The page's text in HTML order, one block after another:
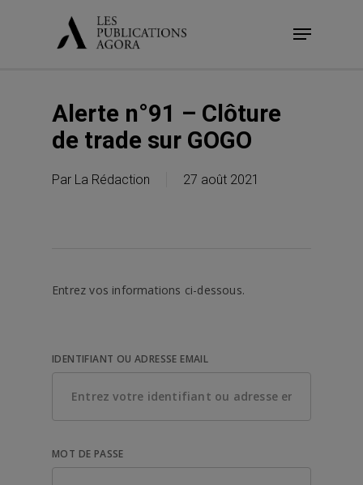
Menu
Alerte n°91 – Clôture
de trade sur GOGO
Par La Rédaction 27 août 2021
Entrez vos informations ci-dessous.
IDENTIFIANT OU ADRESSE EMAIL
MOT DE PASSE